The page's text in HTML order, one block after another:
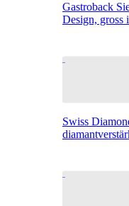
Gastroback
Design, gross
Swiss